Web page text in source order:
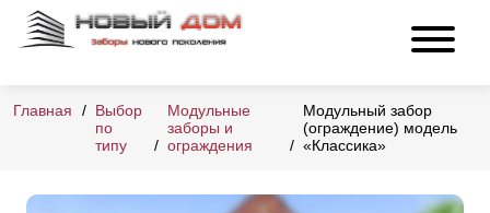
Главная
Выбор
по
типу
Модульные
заборы и
ограждения
Модульный забор
(ограждение) модель
«Классика»